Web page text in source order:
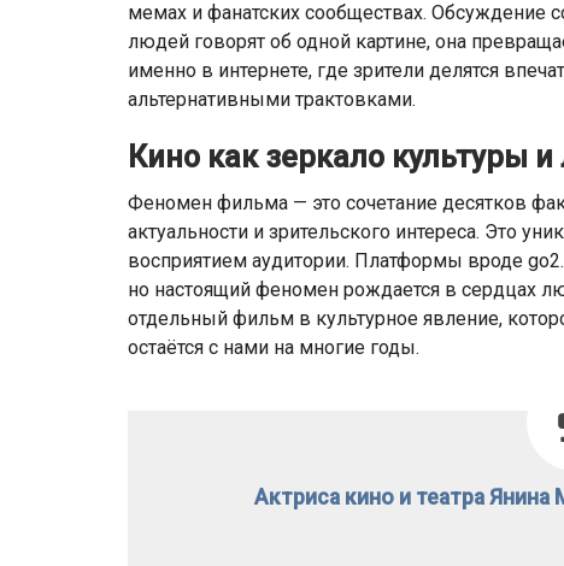
мемах и фанатских сообществах. Обсуждение
людей говорят об одной картине, она
именно в интернете, где зрители делятся
альтернативными трактовками.
Кино как зеркало культуры
Феномен фильма — это сочетание десятков
актуальности и зрительского интереса. Это
восприятием аудитории. Платформы вроде
но настоящий феномен рождается в сердцах
отдельный фильм в культурное явление,
остаётся с нами на многие годы.
Актриса кино и театра